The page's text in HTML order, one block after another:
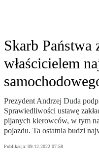
Skarb Państwa
właścicielem
Prezydent Andrzej Duda
Sprawiedliwości ustawę
pijanych kierowców, w tym
pojazdu. Ta ostatnia budzi
Publikacja: 09.12.2022 07:58